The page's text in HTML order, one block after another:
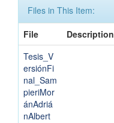
Files in This Item:
File
Description
Tesis_V
ersiónFi
nal_Sam
pieriMor
ánAdriá
nAlbert